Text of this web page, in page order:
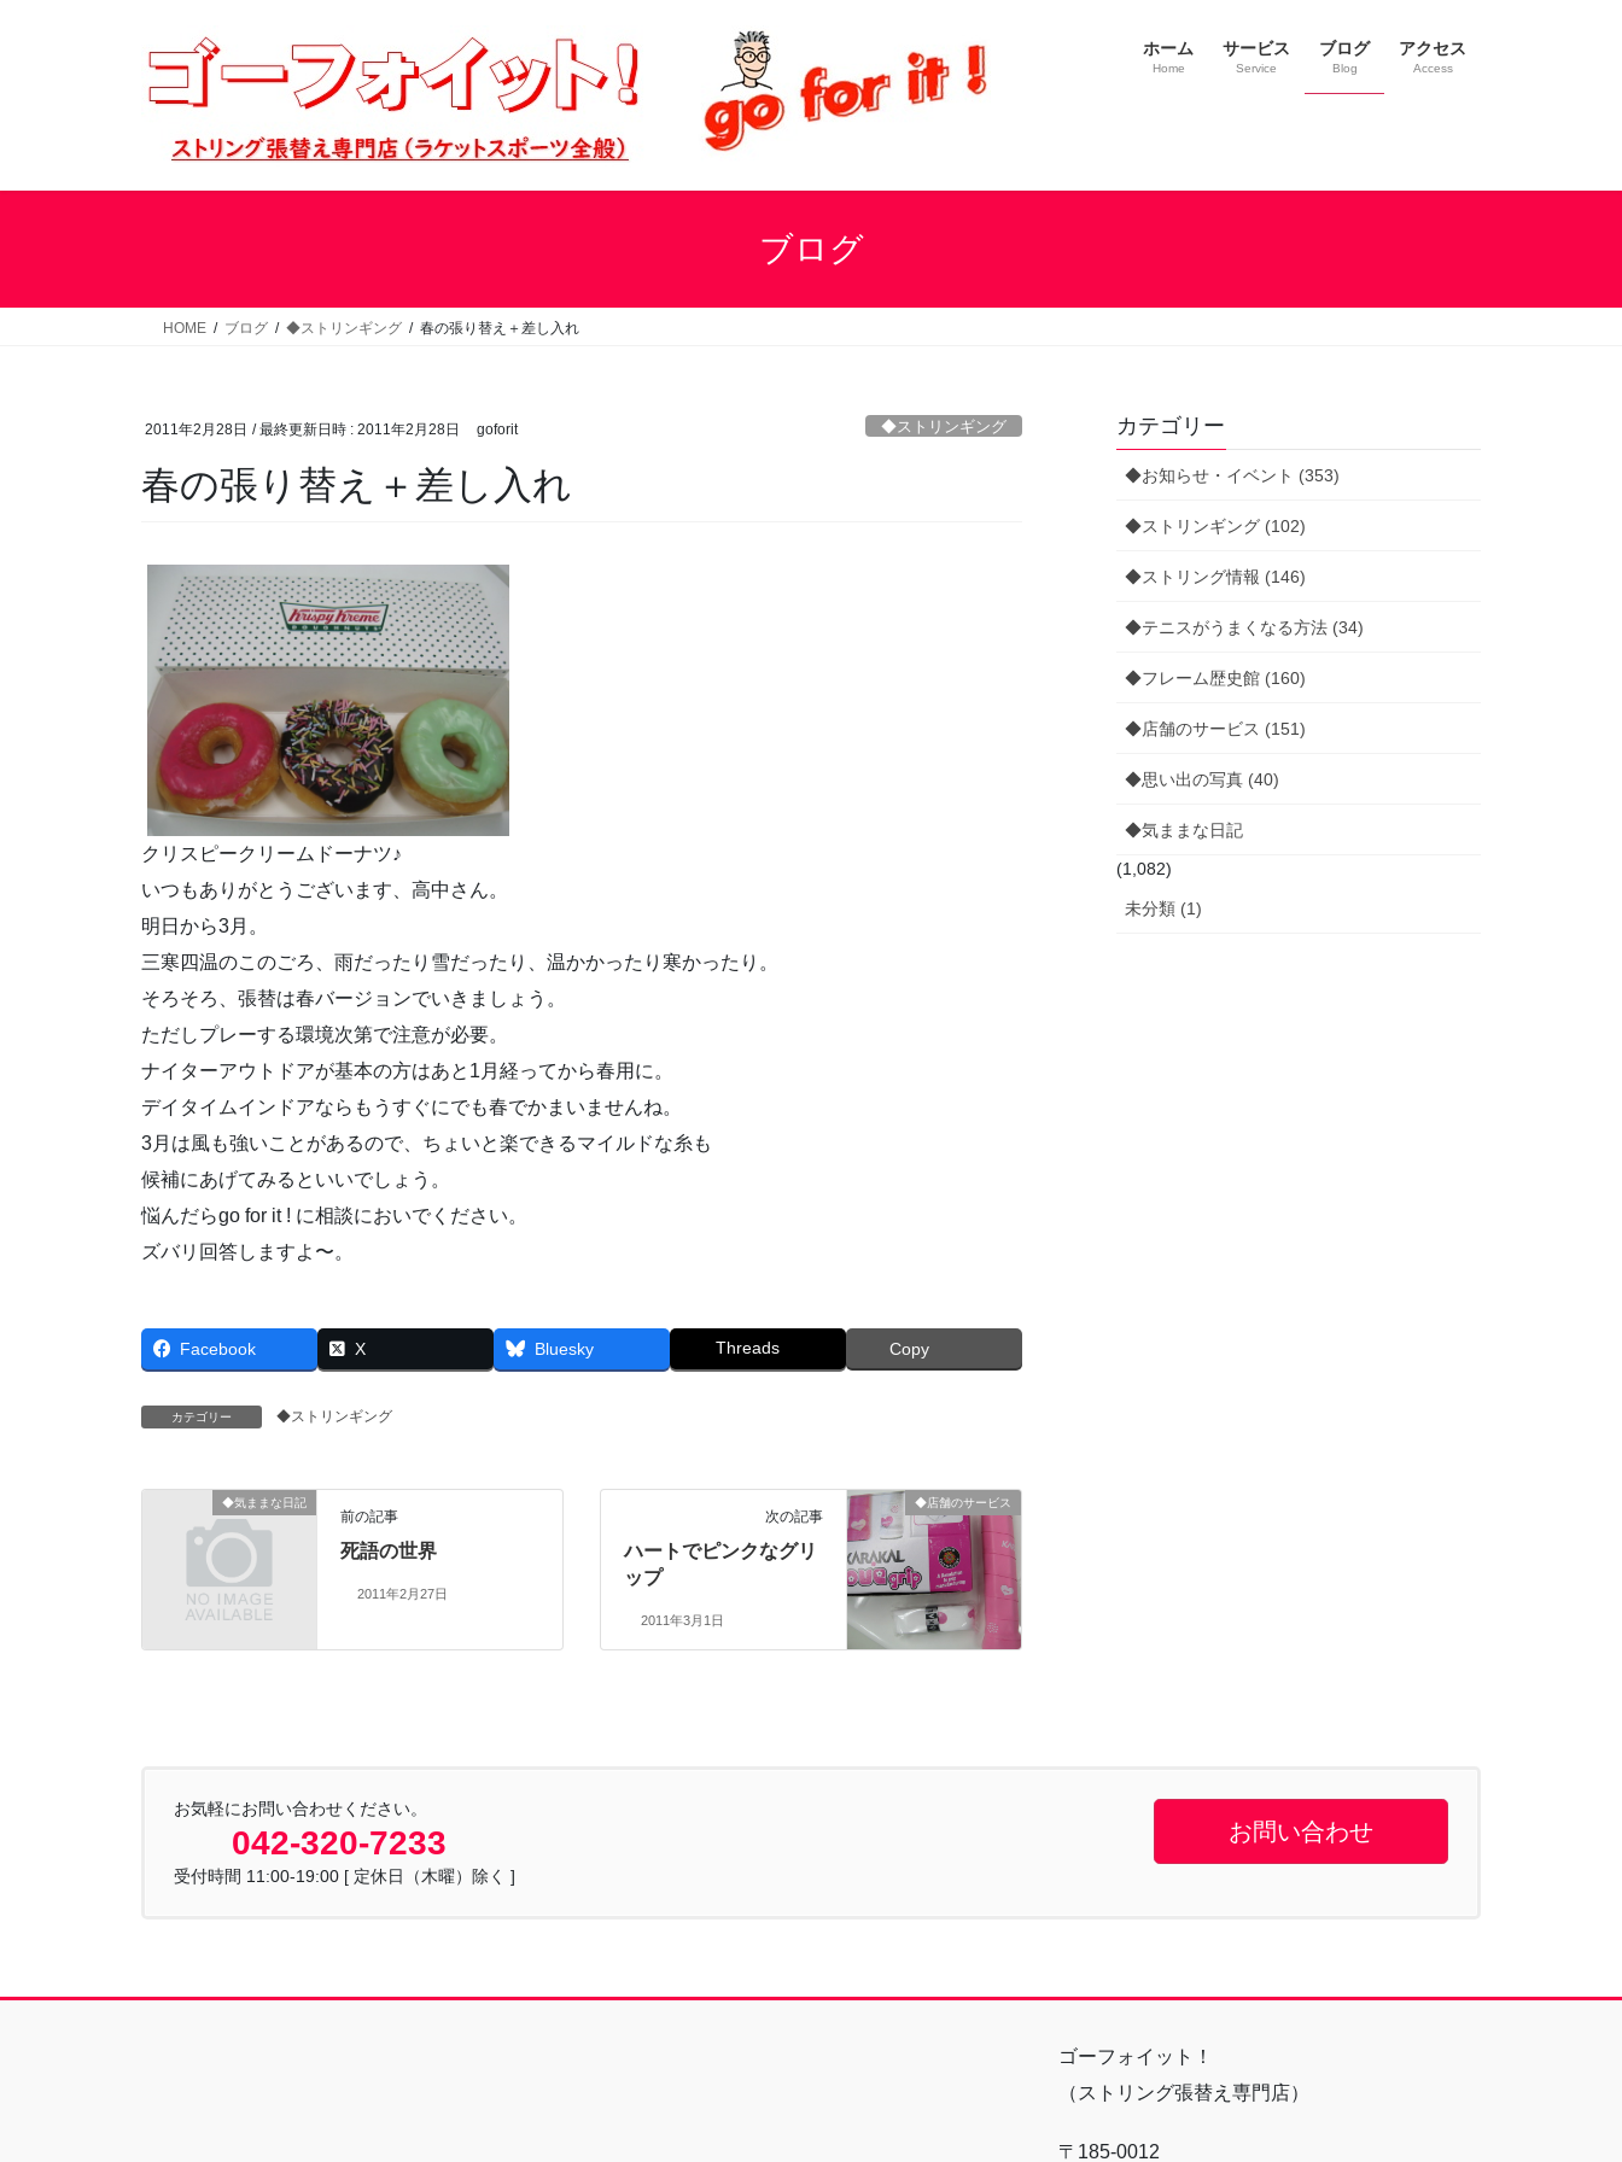
ス
ン
ホーム
Home
サービス
Service
ブログ
Blog
アクセス
Access
ブログ
HOME ブログ ◆ストリンギング 春の張り替え＋差し入れ
2011年2月28日 / 最終更新日時 : 2011年2月28日 goforit ◆ストリンギング
春の張り替え＋差し入れ
クリスピークリームドーナツ♪
いつもありがとうございます、高中さん。
明日から3月。
三寒四温のこのごろ、雨だったり雪だったり、温かかったり寒かったり。
そろそろ、張替は春バージョンでいきましょう。
ただしプレーする環境次第で注意が必要。
ナイターアウトドアが基本の方はあと1月経ってから春用に。
デイタイムインドアならもうすぐにでも春でかまいませんね。
3月は風も強いことがあるので、ちょいと楽できるマイルドな糸も
候補にあげてみるといいでしょう。
悩んだらgo for it ! に相談においでください。
ズバリ回答しますよ〜。
Facebook X Bluesky Threads Copy
カテゴリー ◆ストリンギング
◆気ままな日記
前の記事
死語の世界
2011年2月27日
◆店舗のサービス
次の記事
ハートでピンクなグリ
ップ
2011年3月1日
カテゴリー
◆お知らせ・イベント (353)
◆ストリンギング (102)
◆ストリング情報 (146)
◆テニスがうまくなる方法 (34)
◆フレーム歴史館 (160)
◆店舗のサービス (151)
◆思い出の写真 (40)
◆気ままな日記
(1,082)
未分類 (1)
お気軽にお問い合わせください。
042-320-7233
受付時間 11:00-19:00 [ 定休日（木曜）除く ]
お問い合わせ
ゴーフォイット！
（ストリング張替え専門店）
〒185-0012